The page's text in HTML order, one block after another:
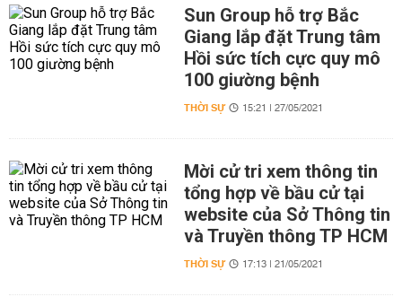
Sun Group hỗ trợ Bắc
Giang lắp đặt Trung tâm
Hồi sức tích cực quy mô
100 giường bệnh
THỜI SỰ 15:21 | 27/05/2021
Mời cử tri xem thông tin
tổng hợp về bầu cử tại
website của Sở Thông tin
và Truyền thông TP HCM
THỜI SỰ 17:13 | 21/05/2021